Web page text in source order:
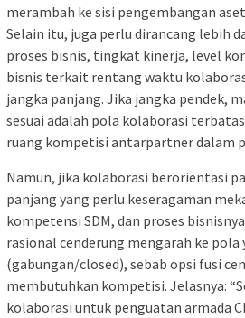
merambah ke sisi pengembangan
Selain itu, juga perlu dirancang lebih
proses bisnis, tingkat kinerja, level
bisnis terkait rentang waktu
jangka panjang. Jika jangka pendek,
sesuai adalah pola kolaborasi
ruang kompetisi antarpartner dalam
Namun, jika kolaborasi berorientasi
panjang yang perlu keseragaman
kompetensi SDM, dan proses
rasional cenderung mengarah ke
(gabungan/closed), sebab opsi fusi
membutuhkan kompetisi. Jelasnya:
kolaborasi untuk penguatan armada